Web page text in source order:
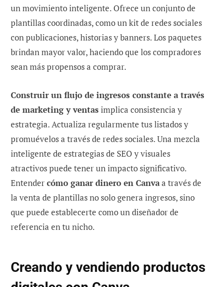
un movimiento inteligente. Ofrece un conjunto de
plantillas coordinadas, como un kit de redes sociales
con publicaciones, historias y banners. Los paquetes
brindan mayor valor, haciendo que los compradores
sean más propensos a comprar.
Construir un flujo de ingresos constante a través
de marketing y ventas implica consistencia y
estrategia. Actualiza regularmente tus listados y
promuévelos a través de redes sociales. Una mezcla
inteligente de estrategias de SEO y visuales
atractivos puede tener un impacto significativo.
Entendercómo ganar dinero en Canvaa través de
la venta de plantillas no solo genera ingresos, sino
que puede establecerte como un diseñador de
referencia en tu nicho.
Creando y vendiendo productos